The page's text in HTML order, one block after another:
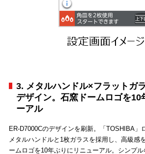
3. メタルハンドル×フラットガ
デザイン。石窯ドームロゴを10
ーアル
ER-D7000Cのデザインを刷新。「TOSHIBA」
メタルハンドルと1枚ガラスを採用し、高級感
ームロゴを10年ぶりにリニューアル。シンプ